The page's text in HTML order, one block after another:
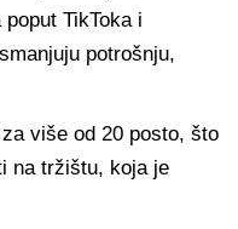
TikToka i
potrošnju,
više od 20 posto, što
na tržištu, koja je